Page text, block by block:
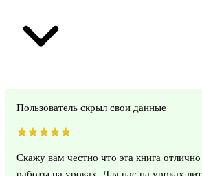
Пользователь скрыл свои данные
Скажу вам честно что эта книга
работы на уроках. Для нас на уроках